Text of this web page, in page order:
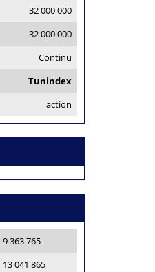
32 000 000
32 000 000
Continu
Tunindex
action
9 363 765
13 041 865